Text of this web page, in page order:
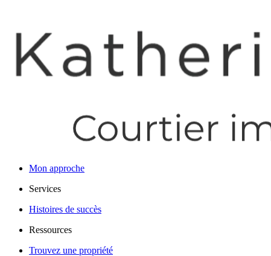
Mon approche
Services
Histoires de succès
Ressources
Trouvez une propriété